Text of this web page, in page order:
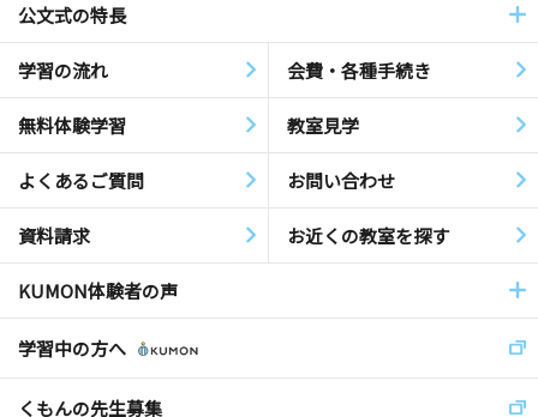
公文式の特長
学習の流れ 会費・各種手続き
無料体験学習 教室見学
よくあるご質問 お問い合わせ
資料請求 お近くの教室を探す
KUMON体験者の声
学習中の方へ
くもんの先生募集